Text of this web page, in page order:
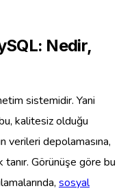
Nedir,
sistemidir. Yani
kalitesiz olduğu
verileri depolamasına,
Görünüşe göre bu
sosyal